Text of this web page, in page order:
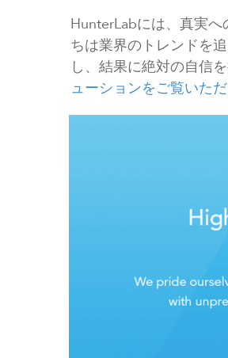
HunterLabには、真実
ちは業界のトレンドを
し、結果に絶対の自信
ューションをご覧いた